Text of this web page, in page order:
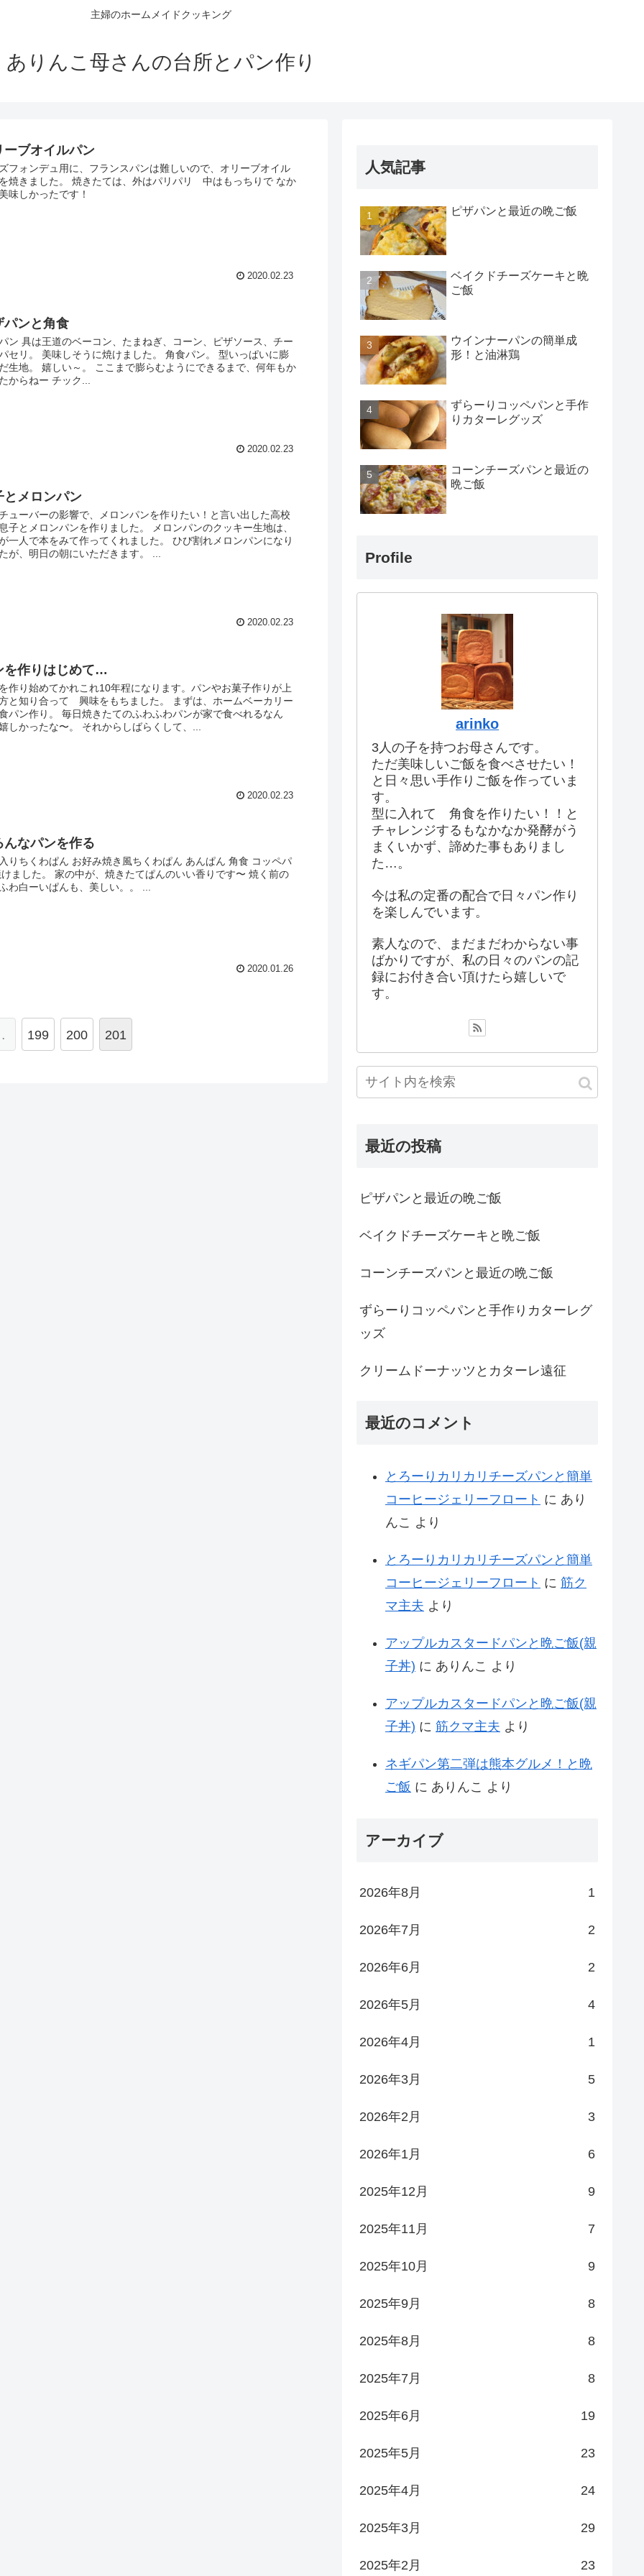
主婦のホームメイドクッキング
ありんこ母さんの台所とパン作り
ーブオイルパン
フォンデュ用に、フランスパンは難しいので、オリーブオイル
焼きました。 焼きたては、外はパリパリ 中はもっちりで なか
味しかったです！
2020.02.23
パンと角食
ン 具は王道のベーコン、たまねぎ、コーン、ピザソース、チー
セリ。 美味しそうに焼けました。 角食パン。 型いっぱいに膨
生地。 嬉しい～。 ここまで膨らむようにできるまで、何年もか
からねー チック...
2020.02.23
とメロンパン
ューバーの影響で、メロンパンを作りたい！と言い出した高校
子とメロンパンを作りました。 メロンパンのクッキー生地は、
一人で本をみて作ってくれました。 ひび割れメロンパンになり
が、明日の朝にいただきます。 ...
2020.02.23
を作りはじめて…
作り始めてかれこれ10年程になります。パンやお菓子作りが上
と知り合って 興味をもちました。 まずは、ホームベーカリー
パン作り。 毎日焼きたてのふわふわパンが家で食べれるなん
しかったな〜。 それからしばらくして、...
2020.02.23
んなパンを作る
りちくわぱん お好み焼き風ちくわぱん あんぱん 角食 コッペパ
ました。 家の中が、焼きたてぱんのいい香りです〜 焼く前の
わ白ーいぱんも、美しい。。 ...
2020.01.26
199 200 201
人気記事
ピザパンと最近の晩ご飯
ベイクドチーズケーキと晩
ご飯
ウインナーパンの簡単成
形！と油淋鶏
ずらーりコッペパンと手作
りカターレグッズ
コーンチーズパンと最近の
晩ご飯
Profile
arinko
3人の子を持つお母さんです。
ただ美味しいご飯を食べさせたい！
と日々思い手作りご飯を作っていま
す。
型に入れて 角食を作りたい！！と
チャレンジするもなかなか発酵がう
まくいかず、諦めた事もありまし
た…。
今は私の定番の配合で日々パン作り
を楽しんでいます。
素人なので、まだまだわからない事
ばかりですが、私の日々のパンの記
録にお付き合い頂けたら嬉しいで
す。
最近の投稿
ピザパンと最近の晩ご飯
ベイクドチーズケーキと晩ご飯
コーンチーズパンと最近の晩ご飯
ずらーりコッペパンと手作りカターレグ
ッズ
クリームドーナッツとカターレ遠征
最近のコメント
とろーりカリカリチーズパンと簡単
コーヒージェリーフロート に あり
んこ より
とろーりカリカリチーズパンと簡単
コーヒージェリーフロート に 筋ク
マ主夫 より
アップルカスタードパンと晩ご飯(親
子丼) に ありんこ より
アップルカスタードパンと晩ご飯(親
子丼) に 筋クマ主夫 より
ネギパン第二弾は熊本グルメ！と晩
ご飯 に ありんこ より
アーカイブ
2026年8月 1
2026年7月 2
2026年6月 2
2026年5月 4
2026年4月 1
2026年3月 5
2026年2月 3
2026年1月 6
2025年12月 9
2025年11月 7
2025年10月 9
2025年9月 8
2025年8月 8
2025年7月 8
2025年6月 19
2025年5月 23
2025年4月 24
2025年3月 29
2025年2月 23